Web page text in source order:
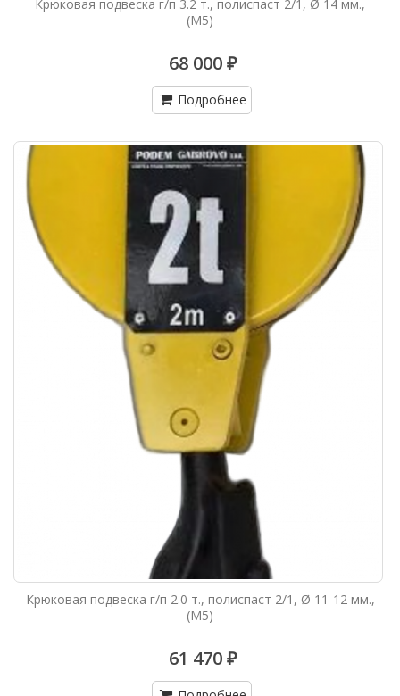
Крюковая подвеска г/п 3.2 т., полиспаст 2/1, Ø 14 мм.,
(М5)
68 000 ₽
Подробнее
Крюковая подвеска г/п 2.0 т., полиспаст 2/1, Ø 11-12 мм.,
(М5)
61 470 ₽